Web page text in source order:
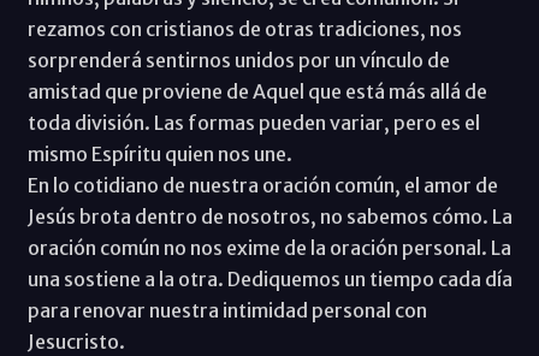
rezamos con cristianos de otras tradiciones, nos
sorprenderá sentirnos unidos por un vínculo de
amistad que proviene de Aquel que está más allá de
toda división. Las formas pueden variar, pero es el
mismo Espíritu quien nos une.
En lo cotidiano de nuestra oración común, el amor de
Jesús brota dentro de nosotros, no sabemos cómo. La
oración común no nos exime de la oración personal. La
una sostiene a la otra. Dediquemos un tiempo cada día
para renovar nuestra intimidad personal con
Jesucristo.